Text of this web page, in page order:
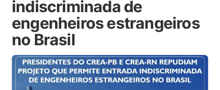
indiscriminada de
engenheiros estrangeiros
no Brasil